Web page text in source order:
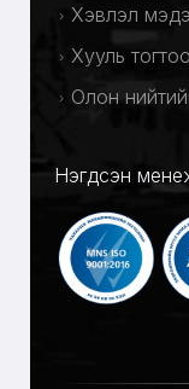
Хэвлэл
Хууль
Олон
Нэгдсэн